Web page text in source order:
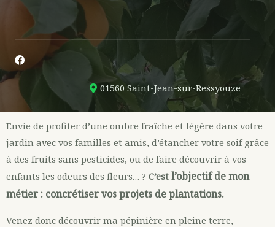
01560 Saint-Jean-sur-Ressyouze
Envie de profiter d’une ombre fraîche et légère dans votre
jardin avec vos familles et amis, d’étancher votre soif grâce
à des fruits sans pesticides, ou de faire découvrir à vos
enfants les odeurs des fleurs… ? C’est l’objectif de mon
métier : concrétiser vos projets de plantations.
Venez donc découvrir ma pépinière en pleine terre,